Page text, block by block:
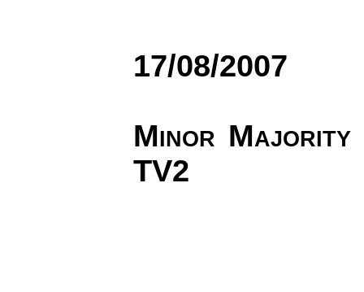
17/08/2007
Minor Majority
TV2